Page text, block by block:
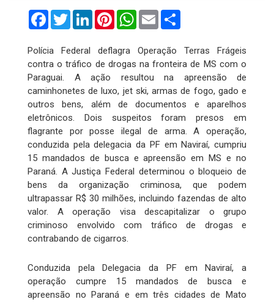
FacebookTwitterLinkedInPinterestWhatsApp
Email
Polícia Federal deflagra Operação Terras Frágeis
contra o tráfico de drogas na fronteira de MS com o
Paraguai. A ação resultou na apreensão de
caminhonetes de luxo, jet ski, armas de fogo, gado e
outros bens, além de documentos e aparelhos
eletrônicos. Dois suspeitos foram presos em
flagrante por posse ilegal de arma. A operação,
conduzida pela delegacia da PF em Naviraí, cumpriu
15 mandados de busca e apreensão em MS e no
Paraná. A Justiça Federal determinou o bloqueio de
bens da organização criminosa, que podem
ultrapassar R$ 30 milhões, incluindo fazendas de alto
valor. A operação visa descapitalizar o grupo
criminoso envolvido com tráfico de drogas e
contrabando de cigarros.
Conduzida pela Delegacia da PF em Naviraí, a
operação cumpre 15 mandados de busca e
apreensão no Paraná e em três cidades de Mato